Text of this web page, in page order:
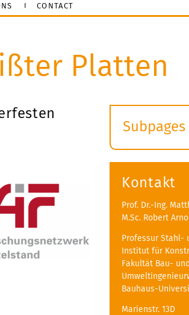
CONTACT
Platten
Subpages
submenu
Kontakt
Prof. Dr.-Ing.
M.Sc. Robert
Professur Stahl-
Institut für
Fakultät Bau- und
Bauhaus-
Marienstr. 13D